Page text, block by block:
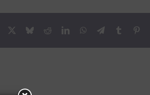
BlueskyRedditLinkedInWhatsApp
TelegramTumblr